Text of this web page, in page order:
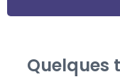
Quelques